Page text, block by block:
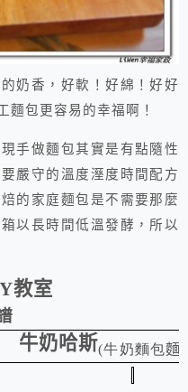
奶香，好軟！好綿！好好
麵包更容易的幸福啊！
手做麵包其實是有點隨性
嚴守的溫度溼度時間配方
的家庭麵包是不需要那麼
以長時間低溫發酵，所以
教室
牛奶哈斯(牛奶麵包麵